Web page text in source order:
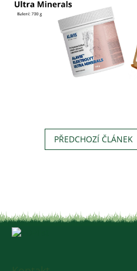
PŘEDCHOZÍ ČLÁNEK